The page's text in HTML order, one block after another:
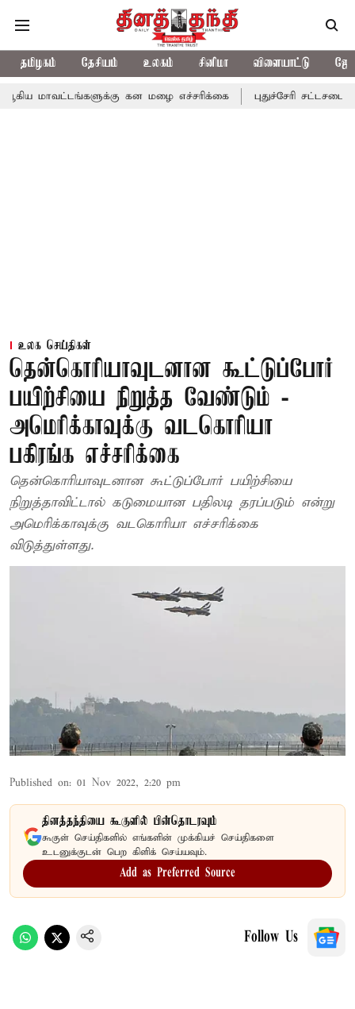
தமிழகம் தேசியம் உலகம் சினிமா விளையாட்டு
கன மழை எச்சரிக்கை புதுச்சேரி சட்டசபையில் வரும்
உலக செய்திகள்
தென்கொரியாவுடனான கூட்டுப்போர்
பயிற்சியை நிறுத்த வேண்டும் -
அமெரிக்காவுக்கு வடகொரியா
பகிரங்க எச்சரிக்கை
தென்கொரியாவுடனான கூட்டுப்போர் பயிற்சியை
நிறுத்தாவிட்டால் கடுமையான பதிலடி தரப்படும் என்று
அமெரிக்காவுக்கு வடகொரியா எச்சரிக்கை
விடுத்துள்ளது.
Published on: 01 Nov 2022, 2:20 pm
தினத்தந்தியை கூகுளில் பின்தொடரவும்
கூகுள் செய்திகளில் எங்களின் முக்கியச் செய்திகளை
உடனுக்குடன் பெற கிளிக் செய்யவும்.
Add as Preferred Source
Follow Us